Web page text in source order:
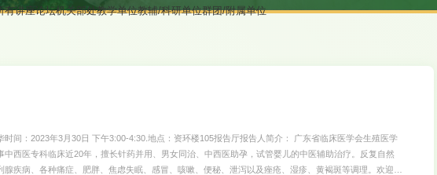
有讲座论坛机关部处教学单位教辅/科研单位群团/附属单位
间：2023年3月30日 下午3:00-4:30.地点：资环楼105报告厅报告人简介： 广东省临床医学会生殖医学
西医专科临床近20年，擅长针药并用、男女同治、中西医助孕，试管婴儿的中医辅助治疗。反复自然
疾病、各种痛症、肥胖、焦虑失眠、感冒、咳嗽、便秘、泄泻以及痤疮、湿疹、黄褐斑等调理。欢迎广